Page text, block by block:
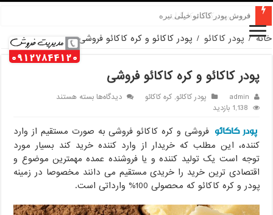
قیمت پودر کاکائو کارگیل
خانه / پودر کاکائو / پودر کاکائو و کره کاکائو فروشی
پودر کاکائو و کره کاکائو فروشی
admin پودر کاکائو,کره کاکائو دیدگاه‌هابرای
و
کره
کاکائو
فروشی
بسته هستند
1,138 بازدید
پودر کاکائو فروشی و کره کاکائو فروشی به صورت مستقیم از وارد
کننده، این مطلب که خریدار از وارد کننده خرید کند بسیار مورد
توجه است یک تولید کننده و یا فروشنده عمده مهمترین موضوع و
اقتصادی ترین خرید را خریدی مستقیم می دانند مخصوصا در زمینه
پودر و کره کاکائو که محصولی 100% وارداتی است.